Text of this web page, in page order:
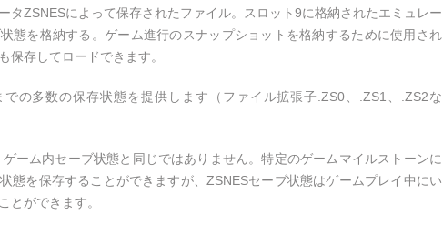
タZSNESによって保存されたファイル。スロット9に格納されたエミュレー
態を格納する。ゲーム進行のスナップショットを格納するために使用され
保存してロードできます。
での多数の保存状態を提供します（ファイル拡張子.ZS0、.ZS1、.ZS2な
ーム内セーブ状態と同じではありません。特定のゲームマイルストーンに
態を保存することができますが、ZSNESセーブ状態はゲームプレイ中にい
とができます。